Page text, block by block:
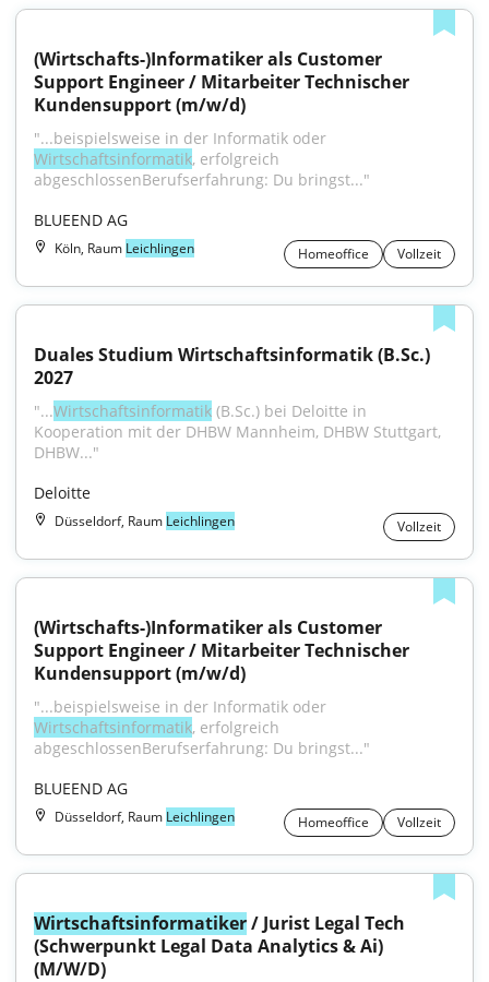
(Wirtschafts-)Informatiker als Customer
Support Engineer / Mitarbeiter Technischer
Kundensupport (m/w/d)
Wirtschaftsinformatik, erfolgreich
abgeschlossenBerufserfahrung: Du bringst..."
BLUEEND AG
Köln, Raum Leichlingen Homeoffice Vollzeit
Duales Studium Wirtschaftsinformatik (B.Sc.)
2027
"...Wirtschaftsinformatik (B.Sc.) bei Deloitte in
Kooperation mit der DHBW Mannheim, DHBW Stuttgart,
DHBW..."
Deloitte
Düsseldorf, Raum Leichlingen Vollzeit
(Wirtschafts-)Informatiker als Customer
Support Engineer / Mitarbeiter Technischer
Kundensupport (m/w/d)
Wirtschaftsinformatik, erfolgreich
abgeschlossenBerufserfahrung: Du bringst..."
BLUEEND AG
Düsseldorf, Raum Leichlingen Homeoffice Vollzeit
Wirtschaftsinformatiker / Jurist Legal Tech
(Schwerpunkt Legal Data Analytics & Ai)
(M/W/D)